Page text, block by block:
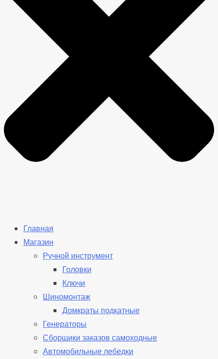
Главная
Магазин
Ручной инструмент
Головки
Ключи
Шиномонтаж
Домкраты подкатные
Генераторы
Сборщики заказов самоходные
Автомобильные лебедки